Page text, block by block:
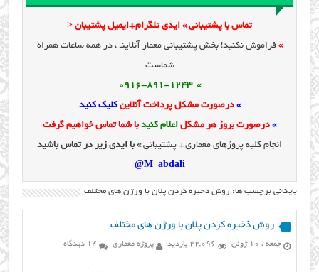
تماس با پشتیبانی » ایدی تلگرام+ایمیل پشتیبان <
» فراموش نکنید! بخش پشتیبانی معمار آنلاینـ ، در همه ساعات همراه
شماست
» 0916-891-1243
» درصورت مشکل پرداخت آنلاینکلیک کنید
» درصورت بروز هر مشکل اعلام کنیدبا شما تماس خواهیم گرفت
انجام کلیه پروژهای معماری+ پشتیبانی» با ایدی زیر در تماس باشید
M_abdali@
بایگانی برچسب ها: روش ذخیره کردن پلان با ورژن های مختلف
روش ذخیره کردن پلان با ورژن های مختلف
جمعه ، 10 ژوئن 22,096 بازدید پروژه معماری 14 دیدگاه